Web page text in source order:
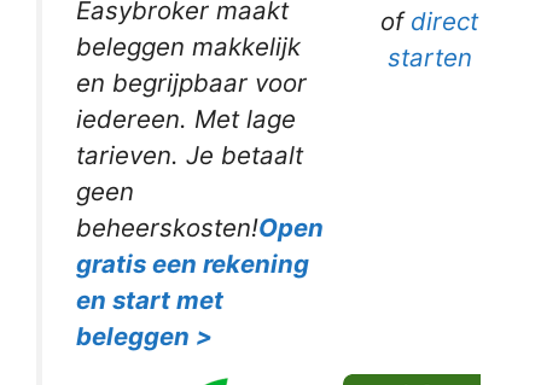
Easybroker maakt
beleggen makkelijk
en begrijpbaar voor
iedereen. Met lage
tarieven. Je betaalt
geen
beheerskosten!Open
gratis een rekening
en start met
beleggen >
of direct
starten